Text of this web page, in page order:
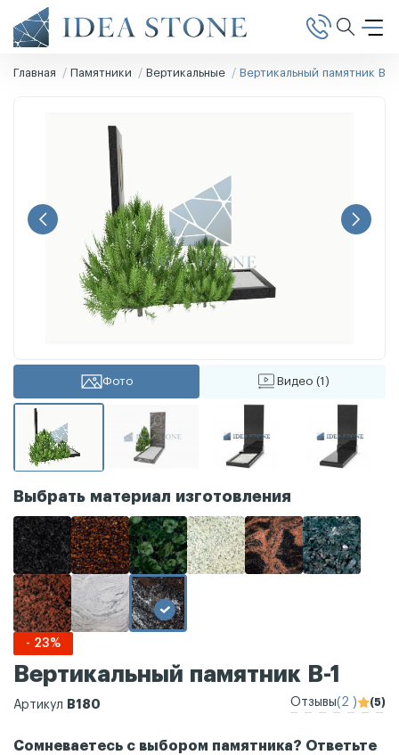
Главная Памятники Вертикальные Вертикальный памятник В-1
Фото Видео (1)
Выбрать материал изготовления
- 23%
Вертикальный памятник В-1
Артикул В180 Отзывы(2 ) (5)
Сомневаетесь с выбором памятника? Ответьте